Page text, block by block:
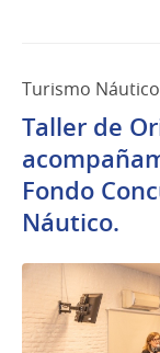
Turismo Náutico
Taller de
Fondo
Náutico.